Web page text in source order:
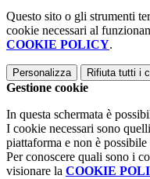
Questo sito o gli strumenti
cookie necessari al
COOKIE POLICY.
Personalizza Rifiuta tutti i
Gestione cookie
In questa schermata è
I cookie necessari sono
piattaforma e non è
Per conoscere quali sono i
visionare la COOKIE